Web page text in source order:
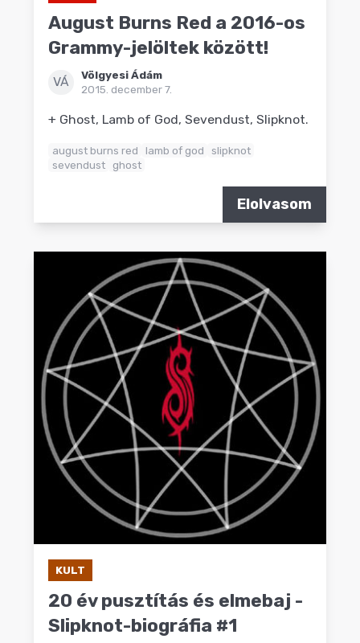
August Burns Red a 2016-os
Grammy-jelöltek között!
VÁ
Völgyesi Ádám
2015. december 7.
+ Ghost, Lamb of God, Sevendust, Slipknot.
august burns red lamb of god
slipknot
sevendust
ghost
Elolvasom
KULT
20 év pusztítás és elmebaj -
Slipknot-biográfia #1